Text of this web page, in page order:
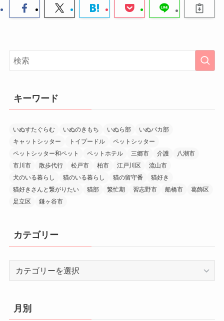
キーワード
いぬすたぐらむ いぬのきもち いぬら部
いぬバカ部
キャットシッター
トイプードル
ペットシッター
ペットシッター和ペット
ペットホテル 三郷市 介護
八潮市
市川市
散歩代行 松戸市 柏市 江戸川区
流山市
犬のいる暮らし
猫のいる暮らし 猫の留守番
猫好き
猫好きさんと繋がりたい
猫部 繁忙期 習志野市 船橋市
葛飾区
足立区
鎌ヶ谷市
カテゴリー
リ
ー
月別